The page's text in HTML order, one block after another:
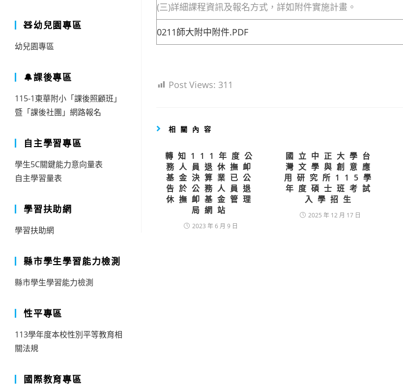
(三)詳細課程資訊及報名方式，詳如附件實施計畫。
0211師大附中附件.PDF
Post Views: 311
相關內容
轉知111年度公
務人員退休撫卹
基金決算業已公
告於公務人員退
休撫卹基金管理
局網站
2023 年 6 月 9 日
國立中正大學台
灣文學與創意應
用研究所115學
年度碩士班考試
入學招生
2025 年 12 月 17 日
🧸幼兒園專區
幼兒園專區
🔔課後專區
115-1東華附小「課後照顧班」
暨「課後社團」網路報名
自主學習專區
學生5C關鍵能力意向量表
自主學習量表
學習扶助網
學習扶助網
縣市學生學習能力檢測
縣市學生學習能力檢測
性平專區
113學年度本校性別平等教育相
關法規
國際教育專區